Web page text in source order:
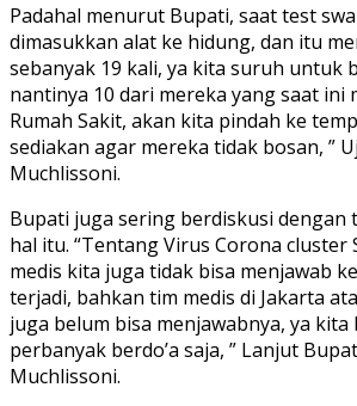
Padahal menurut Bupati, saat test
dimasukkan alat ke hidung, dan itu
sebanyak 19 kali, ya kita suruh untuk
nantinya 10 dari mereka yang saat ini
Rumah Sakit, akan kita pindah ke
sediakan agar mereka tidak bosan, ”
Muchlissoni.
Bupati juga sering berdiskusi dengan
hal itu. “Tentang Virus Corona cluster
medis kita juga tidak bisa menjawab
terjadi, bahkan tim medis di Jakarta
juga belum bisa menjawabnya, ya kita
perbanyak berdo’a saja, ” Lanjut
Muchlissoni.